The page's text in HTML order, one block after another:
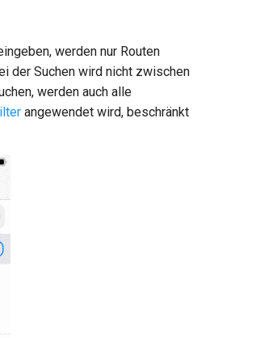
werden nur Routen
der Suchen wird nicht zwischen
werden auch alle
angewendet wird, beschränkt